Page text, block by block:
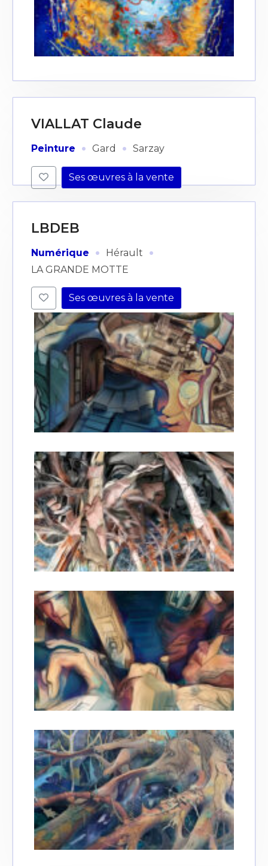
Adresse email*
Prénom
Statut / Organisation
J'accepte les termes et conditions
* Champ obligatoire
Adresse email*
Nom
Prénom
Statut / Organisation
VIALLAT Claude
Peinture · Gard · Sarzay
Ses œuvres à la vente
LBDEB
Numérique · Hérault ·
LA GRANDE MOTTE
Ses œuvres à la vente